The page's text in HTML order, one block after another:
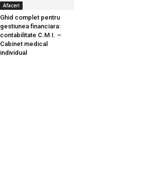
Afaceri
Ghid complet pentru
gestiunea financiara:
contabilitate C.M.I. –
Cabinet medical
individual